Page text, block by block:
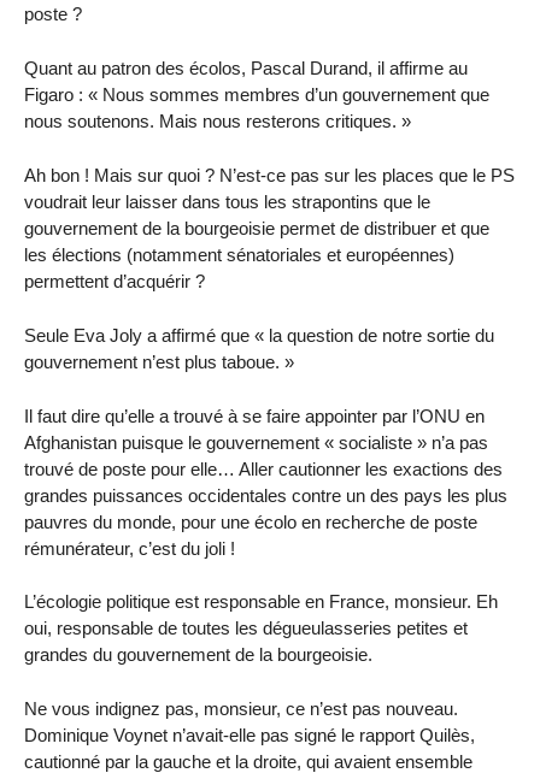
poste ?
Quant au patron des écolos, Pascal Durand, il affirme au
Figaro : « Nous sommes membres d’un gouvernement que
nous soutenons. Mais nous resterons critiques. »
Ah bon ! Mais sur quoi ? N’est-ce pas sur les places que le PS
voudrait leur laisser dans tous les strapontins que le
gouvernement de la bourgeoisie permet de distribuer et que
les élections (notamment sénatoriales et européennes)
permettent d’acquérir ?
Seule Eva Joly a affirmé que « la question de notre sortie du
gouvernement n’est plus taboue. »
Il faut dire qu’elle a trouvé à se faire appointer par l’ONU en
Afghanistan puisque le gouvernement « socialiste » n’a pas
trouvé de poste pour elle… Aller cautionner les exactions des
grandes puissances occidentales contre un des pays les plus
pauvres du monde, pour une écolo en recherche de poste
rémunérateur, c’est du joli !
L’écologie politique est responsable en France, monsieur. Eh
oui, responsable de toutes les dégueulasseries petites et
grandes du gouvernement de la bourgeoisie.
Ne vous indignez pas, monsieur, ce n’est pas nouveau.
Dominique Voynet n’avait-elle pas signé le rapport Quilès,
cautionné par la gauche et la droite, qui avaient ensemble